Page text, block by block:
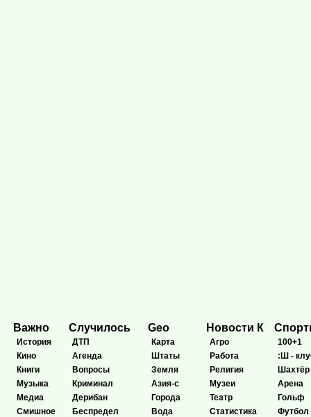
Важно
История
Кино
Книги
Музыка
Медиа
Смишное
Случилось
ДТП
Агенда
Вопросы
Криминал
Дерибан
Беспредел
Geo
Карта
Штаты
Земля
Азия-с
Города
Вода
Новости К
Агро
Работа
Религия
Музеи
Театр
Статистика
100+1
:Ш -
Шахтёр
Арена
Гольф
Футбол